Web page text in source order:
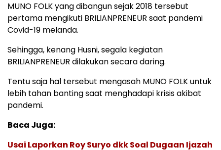
MUNO FOLK yang dibangun sejak 2018 tersebut
pertama mengikuti BRILIANPRENEUR saat pandemi
Covid-19 melanda.
Sehingga, kenang Husni, segala kegiatan
BRILIANPRENEUR dilakukan secara daring.
Tentu saja hal tersebut mengasah MUNO FOLK untuk
lebih tahan banting saat menghadapi krisis akibat
pandemi.
Baca Juga:
Usai Laporkan Roy Suryo dkk Soal Dugaan Ijazah